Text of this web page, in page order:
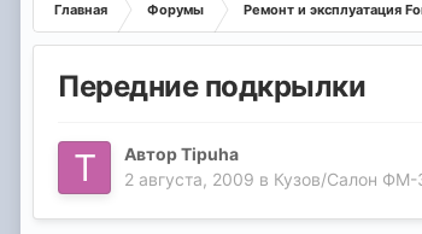
Главная Форумы Ремонт и эксплуатация
Передние подкрылки
АвторTipuha
2 августа, 2009 в Кузов/Салон ФМ-